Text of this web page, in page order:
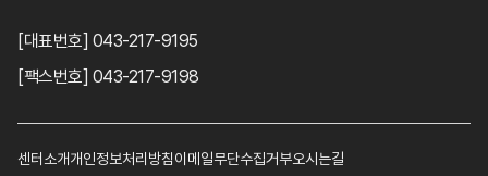
[대표번호] 043-217-9195
[팩스번호] 043-217-9198
센터소개개인정보처리방침이메일무단수집거부오시는길